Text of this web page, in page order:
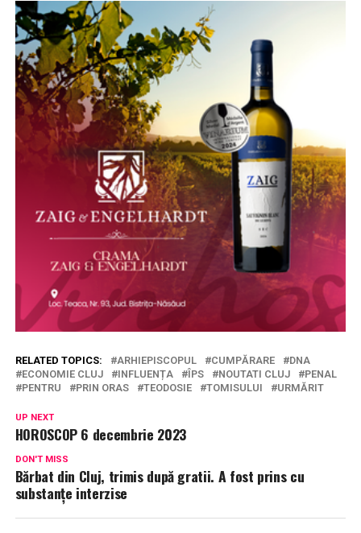
RELATED TOPICS: ARHIEPISCOPUL CUMPĂRARE
DNA
ECONOMIE CLUJ
INFLUENȚA ÎPS NOUTATI CLUJ
PENAL
PENTRU
PRIN ORAS TEODOSIE TOMISULUI URMĂRIT
UP NEXT
HOROSCOP 6 decembrie 2023
DON'T MISS
Bărbat din Cluj, trimis după gratii. A fost prins cu
substanțe interzise